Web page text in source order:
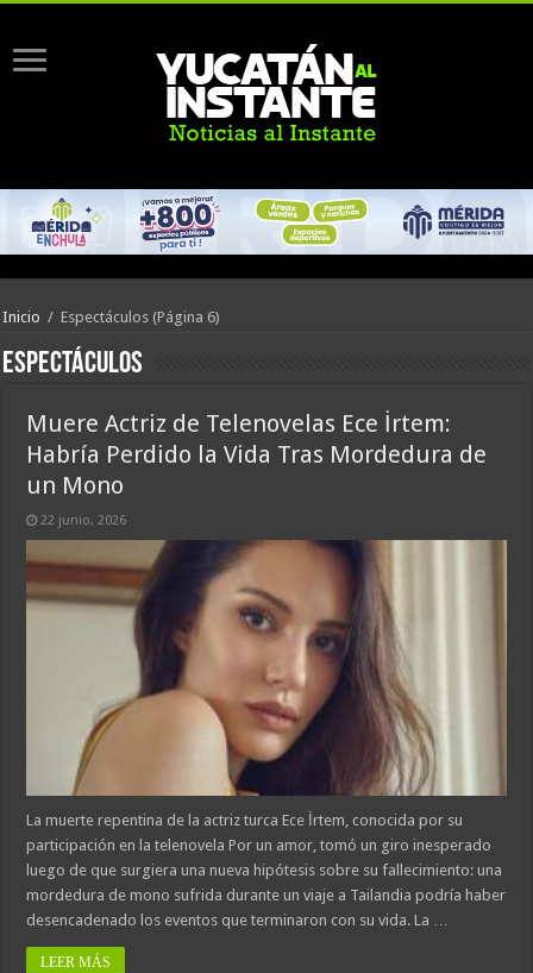
Inicio / Espectáculos (Página 6)
Espectáculos
Muere Actriz de Telenovelas Ece İrtem:
Habría Perdido la Vida Tras Mordedura de
un Mono
22 junio, 2026
La muerte repentina de la actriz turca Ece İrtem, conocida por su
participación en la telenovela Por un amor, tomó un giro inesperado
luego de que surgiera una nueva hipótesis sobre su fallecimiento: una
mordedura de mono sufrida durante un viaje a Tailandia podría haber
desencadenado los eventos que terminaron con su vida. La …
LEER MÁS